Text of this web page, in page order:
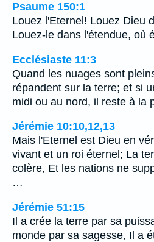
Psaume 150:1
Louez l'Eternel! Louez Dieu
Louez-le dans l'étendue, où
Ecclésiaste 11:3
Quand les nuages sont
répandent sur la terre; et si
midi ou au nord, il reste à la
Jérémie 10:10,12,13
Mais l'Eternel est Dieu en
vivant et un roi éternel; La
colère, Et les nations ne
…
Jérémie 51:15
Il a crée la terre par sa
monde par sa sagesse, Il a